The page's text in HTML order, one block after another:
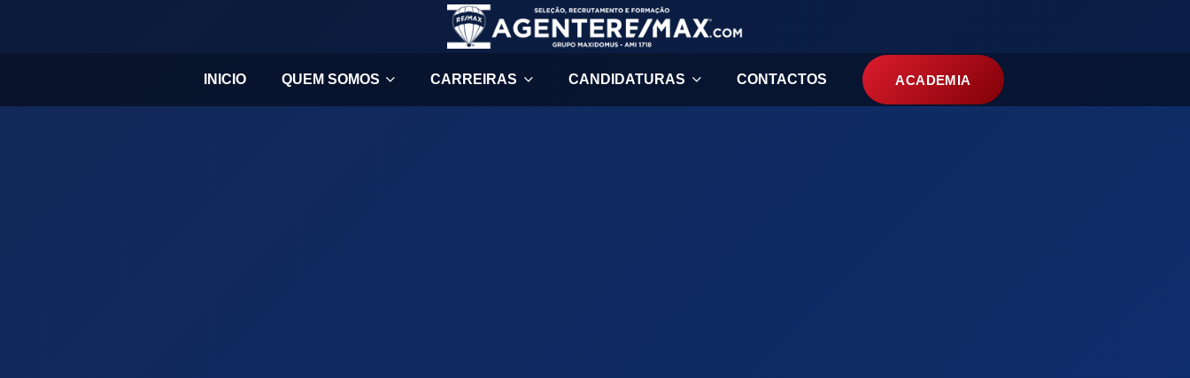
INICIO QUEM SOMOS CARREIRAS CANDIDATURAS CONTACTOS ACADEMIA